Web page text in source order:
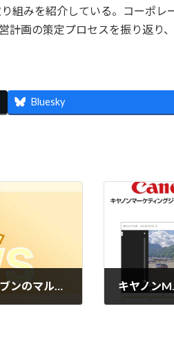
組みを紹介している。コーポ
計画の策定プロセスを振り返り
Bluesky
富士フイルムBI セブン-イレブンのマルチコピー機でランダムプリント提供開始 アニメやゲーム人気コンテンツに